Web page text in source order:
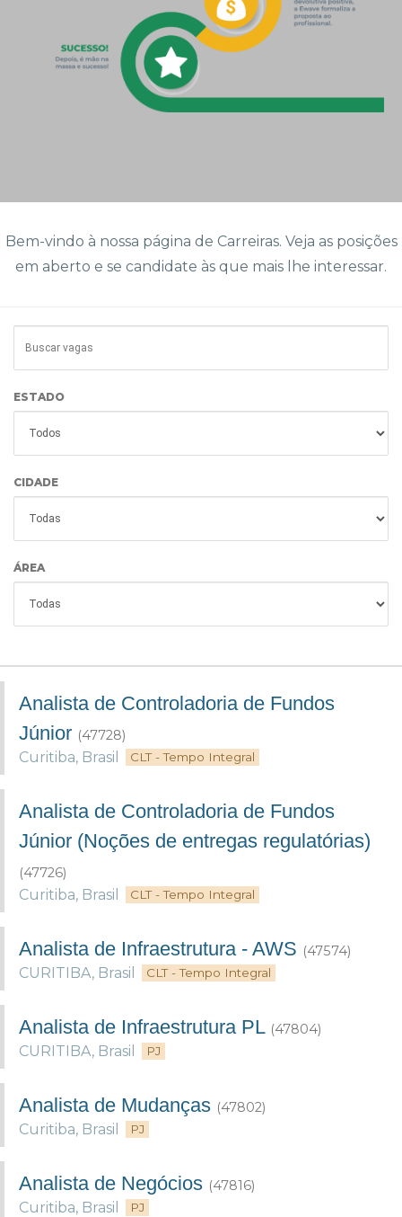
Bem-vindo à nossa página de Carreiras. Veja as posições
em aberto e se candidate às que mais lhe interessar.
ESTADO
CIDADE
ÁREA
Analista de Controladoria de Fundos
Júnior (47728)
Curitiba, Brasil CLT - Tempo Integral
Analista de Controladoria de Fundos
Júnior (Noções de entregas regulatórias)
(47726)
Curitiba, Brasil CLT - Tempo Integral
Analista de Infraestrutura - AWS (47574)
CURITIBA, Brasil CLT - Tempo Integral
Analista de Infraestrutura PL (47804)
CURITIBA, Brasil PJ
Analista de Mudanças (47802)
Curitiba, Brasil PJ
Analista de Negócios (47816)
Curitiba, Brasil PJ